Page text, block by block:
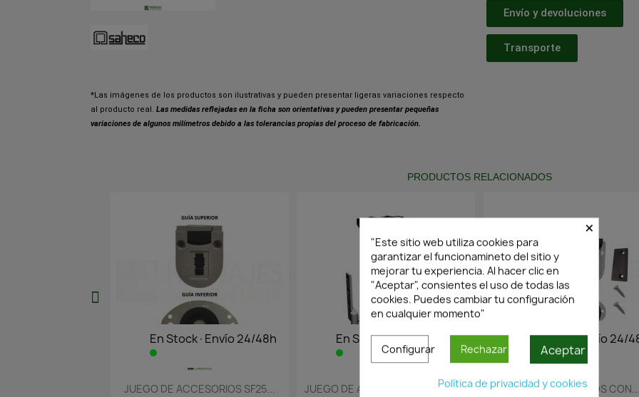
*Las imágenes de los productos son ilustrativas y pueden presentar ligeras variaciones respecto
al producto real. Las medidas reflejadas en la ficha son orientativas y pueden presentar pequeñas
variaciones de algunos milímetros debido a las tolerancias propias del proceso de fabricación.
Envío y devoluciones
Transporte
PRODUCTOS RELACIONADOS
En Stock·Envío 24/48h
Vista rápida
JUEGO DE ACCESORIOS SF25...
En Stock·Envío 24/48h
Vista rápida
JUEGO DE ACCESORIOS SF-43D...
En Stock·Envío 24/48h
Vista rápida
JUEGO ACCESORIOS CON...
En

JUEGO
×
"Este sitio web utiliza cookies para
garantizar el funcionamineto del sitio y
mejorar tu experiencia. Al hacer clic en
"Aceptar", consientes el uso de todas las
cookies. Puedes cambiar tu configuración
en cualquier momento"
Configurar Rechazar Aceptar
Política de privacidad y cookies